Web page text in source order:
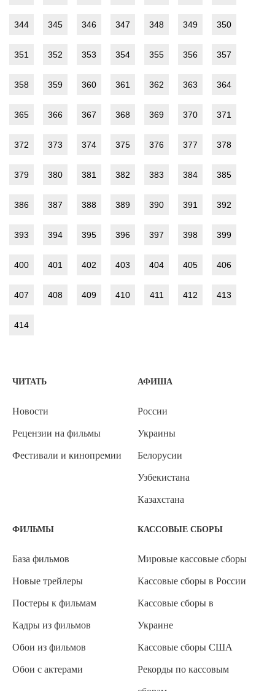
344 345 346 347 348 349 350
351 352 353 354 355 356 357
358 359 360 361 362 363 364
365 366 367 368 369 370 371
372 373 374 375 376 377 378
379 380 381 382 383 384 385
386 387 388 389 390 391 392
393 394 395 396 397 398 399
400 401 402 403 404 405 406
407 408 409 410 411 412 413
414
ЧИТАТЬ
Новости
Рецензии на фильмы
Фестивали и кинопремии
АФИША
России
Украины
Белорусии
Узбекистана
Казахстана
ФИЛЬМЫ
База фильмов
Новые трейлеры
Постеры к фильмам
Кадры из фильмов
Обои из фильмов
Обои с актерами
КАССОВЫЕ СБОРЫ
Мировые кассовые сборы
Кассовые сборы в России
Кассовые сборы в
Украине
Кассовые сборы США
Рекорды по кассовым